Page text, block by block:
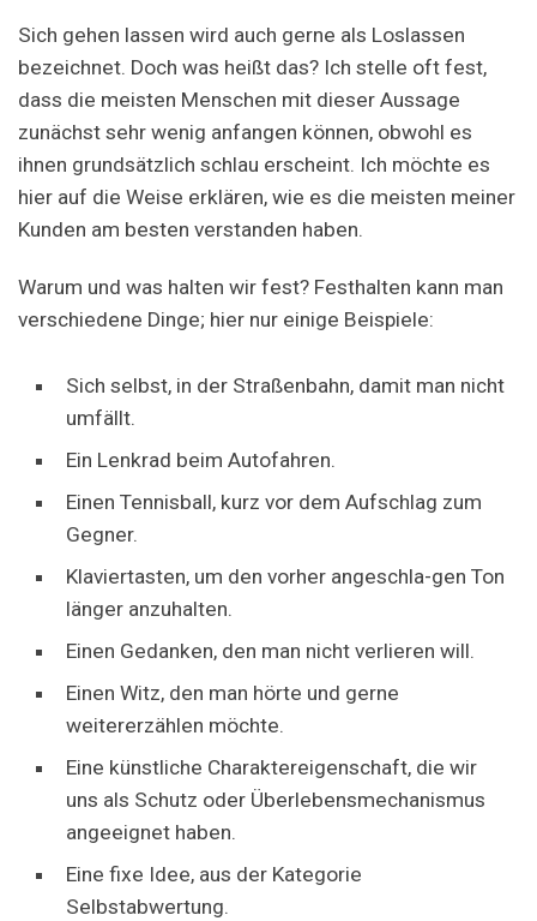
Sich gehen lassen wird auch gerne als Loslassen
bezeichnet. Doch was heißt das? Ich stelle oft fest,
dass die meisten Menschen mit dieser Aussage
zunächst sehr wenig anfangen können, obwohl es
ihnen grundsätzlich schlau erscheint. Ich möchte es
hier auf die Weise erklären, wie es die meisten meiner
Kunden am besten verstanden haben.
Warum und was halten wir fest? Festhalten kann man
verschiedene Dinge; hier nur einige Beispiele:
Sich selbst, in der Straßenbahn, damit man nicht
umfällt.
Ein Lenkrad beim Autofahren.
Einen Tennisball, kurz vor dem Aufschlag zum
Gegner.
Klaviertasten, um den vorher angeschla-gen Ton
länger anzuhalten.
Einen Gedanken, den man nicht verlieren will.
Einen Witz, den man hörte und gerne
weitererzählen möchte.
Eine künstliche Charaktereigenschaft, die wir
uns als Schutz oder Überlebensmechanismus
angeeignet haben.
Eine fixe Idee, aus der Kategorie
Selbstabwertung.